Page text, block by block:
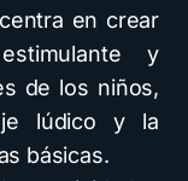
en crear
y
de los niños,
lúdico y la
básicas.